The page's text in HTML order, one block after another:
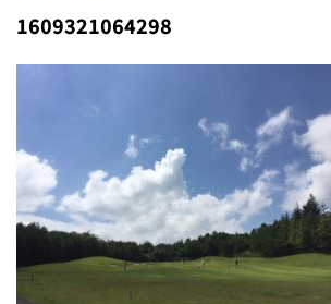
1609321064298